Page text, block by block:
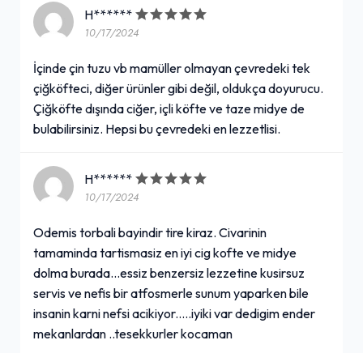
+
Mega Çiğ Köfte Dürüm (150 gr.)
120,00₺
Nar ekşisi, acı sos, turşu, göbek marul, maydanoz
+
30,00₺
Şalgam Suyu (1 L.)
90,00₺
Cam şişe
H******
10/17/2024
İçinde çin tuzu vb mamüller olmayan çevredeki tek
çiğköfteci, diğer ürünler gibi değil, oldukça doyurucu.
Çiğköfte dışında ciğer, içli köfte ve taze midye de
bulabilirsiniz. Hepsi bu çevredeki en lezzetlisi.
H******
10/17/2024
Odemis torbali bayindir tire kiraz. Civarinin
tamaminda tartismasiz en iyi cig kofte ve midye
dolma burada...essiz benzersiz lezzetine kusirsuz
servis ve nefis bir atfosmerle sunum yaparken bile
insanin karni nefsi acikiyor.....iyiki var dedigim ender
mekanlardan ..tesekkurler kocaman